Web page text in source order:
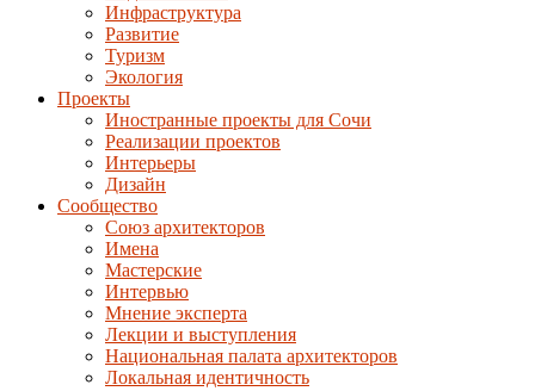
Инфраструктура
Развитие
Туризм
Экология
Проекты
Иностранные проекты для Сочи
Реализации проектов
Интерьеры
Дизайн
Сообщество
Союз архитекторов
Имена
Мастерские
Интервью
Мнение эксперта
Лекции и выступления
Национальная палата архитекторов
Локальная идентичность